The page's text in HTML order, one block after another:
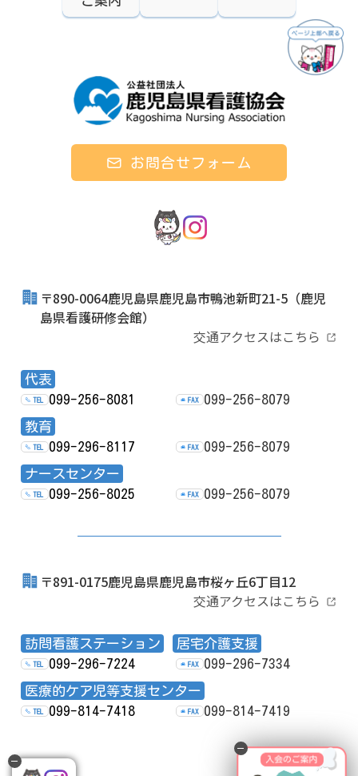
お問合せフォーム
〒890-0064鹿児島県鹿児島市鴨池新町21-5 （鹿児
島県看護研修会館）
交通アクセスはこちら
代表
TEL 099-256-8081 FAX
099-256-8079
教育
TEL 099-296-8117 FAX
099-256-8079
ナースセンター
TEL 099-256-8025 FAX 099-256-8079
〒891-0175鹿児島県鹿児島市桜ヶ丘6丁目12
交通アクセスはこちら
訪問看護ステーション 居宅介護支援
TEL 099-296-7224 FAX
099-296-7334
医療的ケア児等支援センター
TEL 099-814-7418 FAX 099-814-7419